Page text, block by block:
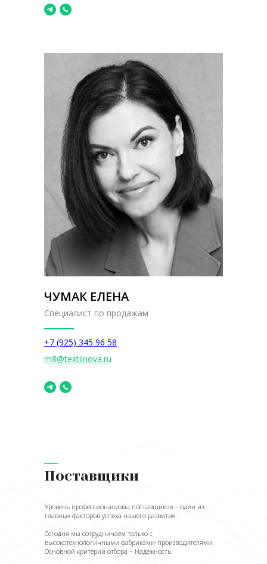
ЧУМАК ЕЛЕНА
Специалист по продажам
+7 (925) 345 96 58
m8@textilnova.ru
Уровень профессионализма поставщиков – один из
главных факторов успеха нашего развития.
Сегодня мы сотрудничаем только с
высокотехнологичными фабриками-производителями.
Основной критерий отбора – Надежность.
Поставщики